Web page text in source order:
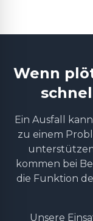
Wenn
Ein Ausfall
zu einem
kommen bei
die Funktion
Unsere